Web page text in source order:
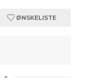
ØNSKELISTE